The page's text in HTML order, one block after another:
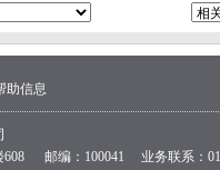
助信息
608 邮编：100041 业务联系：